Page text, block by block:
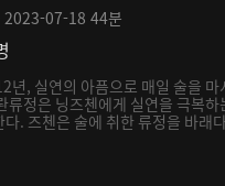
2023-07-18 44분
년, 실연의 아픔으로 매일 술을 마
류정은 닝즈첸에게 실연을 극복하
다. 즈첸은 술에 취한 류정을 바래